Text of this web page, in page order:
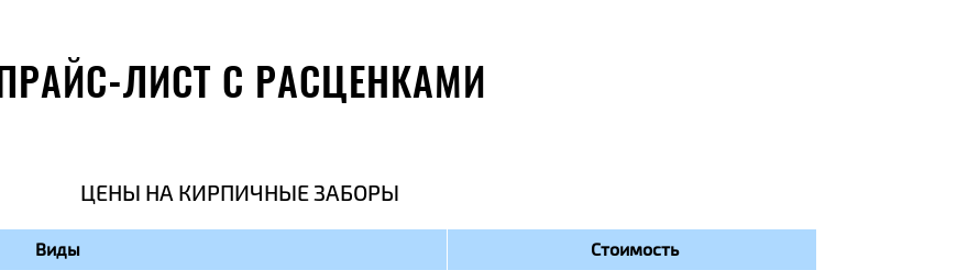
ПРАЙС-ЛИСТ С РАСЦЕНКАМИ
ЦЕНЫ НА КИРПИЧНЫЕ ЗАБОРЫ
Виды Стоимость